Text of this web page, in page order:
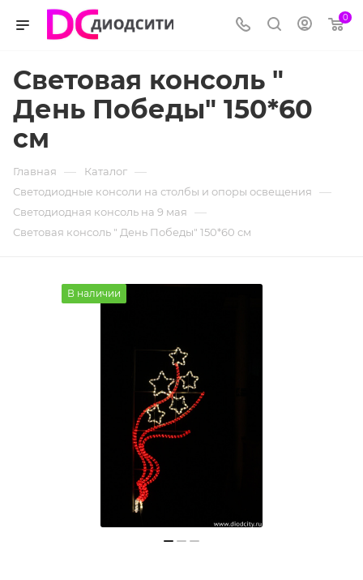
0
Световая консоль "
День Победы" 150*60
см
Главная — Каталог —
Светодиодные консоли на столбы и опоры освещения —
Светодиодная консоль на 9 мая —
Световая консоль " День Победы" 150*60 см
В наличии